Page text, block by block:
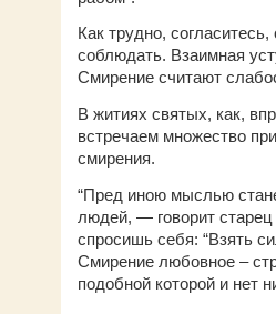
Как трудно,
соблюдать. Взаимная
Смирение считают
В житиях святых, как,
встречаем множество
смирения.
“Пред иною мыслью
людей, — говорит
спросишь себя: “Взять
Смирение любовное –
подобной которой и нет